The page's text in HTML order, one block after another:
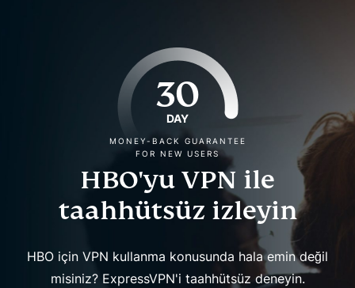
30
DAY
MONEY-BACK GUARANTEE
FOR NEW USERS
HBO'yu VPN ile
taahhütsüz izleyin
HBO için VPN kullanma konusunda hala emin değil
misiniz? ExpressVPN'i taahhütsüz deneyin.